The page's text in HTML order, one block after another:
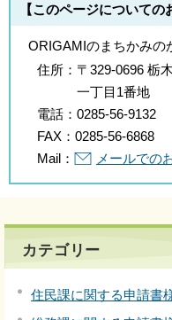
【このページについての
ORIGAMIのまちかみの
住所： 〒329-0696 栃
一丁目1番地
電話： 0285-56-9132
FAX： 0285-56-6868
Mail：
メールでの
カテゴリー
住民課に関する申請書